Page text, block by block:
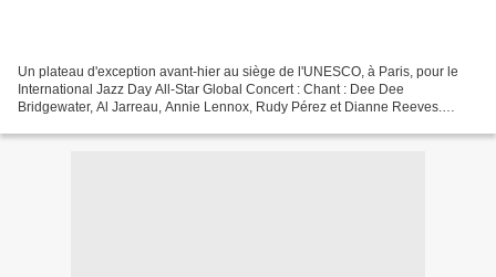
Un plateau d'exception avant-hier au siège de l'UNESCO, à Paris, pour le
International Jazz Day All-Star Global Concert : Chant : Dee Dee
Bridgewater, Al Jarreau, Annie Lennox, Rudy Pérez et Dianne Reeves.